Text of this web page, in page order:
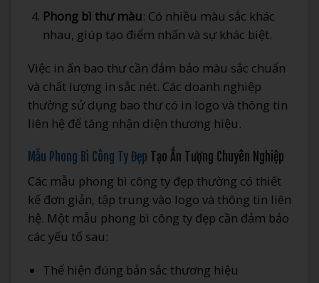
Phong bì thư màu: Có nhiều màu sắc khác
nhau, giúp tạo điểm nhấn và sự khác biệt.
Việc in ấn bao thư cần đảm bảo màu sắc chuẩn
và chất lượng in sắc nét. Các doanh nghiệp
thường sử dụng bao thư có in logo và thông tin
liên hệ để tăng nhận diện thương hiệu.
Mẫu Phong Bì Công Ty Đẹp Tạo Ấn Tượng Chuyên Nghiệp
Các mẫu phong bì công ty đẹp thường có thiết
kế đơn giản, tập trung vào logo và thông tin liên
hệ. Một mẫu phong bì công ty đẹp cần đảm bảo
các yếu tố sau:
Thể hiện đúng bản sắc thương hiệu